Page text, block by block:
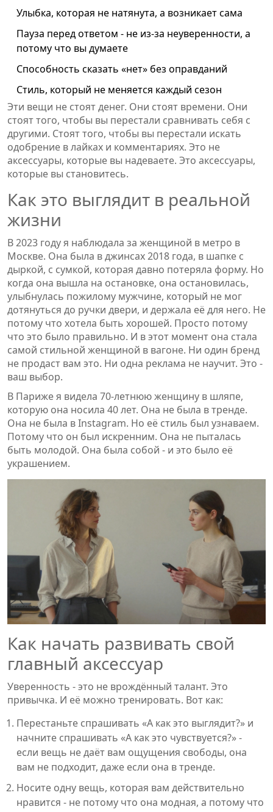
Улыбка, которая не натянута, а возникает сама
Пауза перед ответом - не из-за неуверенности, а
потому что вы думаете
Способность сказать «нет» без оправданий
Стиль, который не меняется каждый сезон
Эти вещи не стоят денег. Они стоят времени. Они
стоят того, чтобы вы перестали сравнивать себя с
другими. Стоят того, чтобы вы перестали искать
одобрение в лайках и комментариях. Это не
аксессуары, которые вы надеваете. Это аксессуары,
которые вы становитесь.
Как это выглядит в реальной
жизни
В 2023 году я наблюдала за женщиной в метро в
Москве. Она была в джинсах 2018 года, в шапке с
дыркой, с сумкой, которая давно потеряла форму. Но
когда она вышла на остановке, она остановилась,
улыбнулась пожилому мужчине, который не мог
дотянуться до ручки двери, и держала её для него. Не
потому что хотела быть хорошей. Просто потому
что это было правильно. И в этот момент она стала
самой стильной женщиной в вагоне. Ни один бренд
не продаст вам это. Ни одна реклама не научит. Это -
ваш выбор.
В Париже я видела 70-летнюю женщину в шляпе,
которую она носила 40 лет. Она не была в тренде.
Она не была в Instagram. Но её стиль был узнаваем.
Потому что он был искренним. Она не пыталась
быть молодой. Она была собой - и это было её
украшением.
Как начать развивать свой
главный аксессуар
Уверенность - это не врождённый талант. Это
привычка. И её можно тренировать. Вот как:
Перестаньте спрашивать «А как это выглядит?» и
начните спрашивать «А как это чувствуется?» -
если вещь не даёт вам ощущения свободы, она
вам не подходит, даже если она в тренде.
Носите одну вещь, которая вам действительно
нравится - не потому что она модная, а потому что